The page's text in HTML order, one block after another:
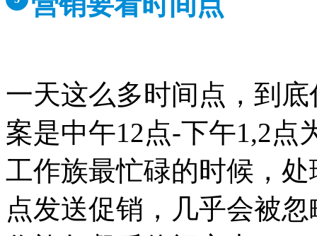
一天这么多时间点，到
案是中午12点-下午1,2点
工作族最忙碌的时候，
点发送促销，几乎会被